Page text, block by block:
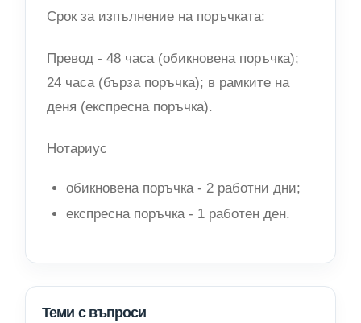
Срок за изпълнение на поръчката:
Превод - 48 часа (обикновена поръчка);
24 часа (бърза поръчка); в рамките на
деня (експресна поръчка).
Нотариус
обикновена поръчка - 2 работни дни;
експресна поръчка - 1 работен ден.
Теми с въпроси